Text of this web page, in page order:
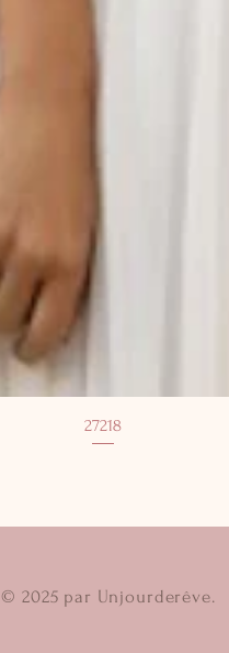
27218
© 2025 par Unjourderêve.